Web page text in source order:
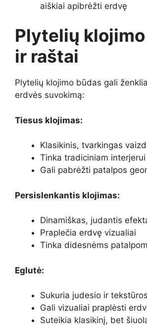
aiškiai apibrėžti erdvę
Plytelių
ir raštai
Plytelių klojimo būdas gali
erdvės suvokimą:
Tiesus klojimas:
Klasikinis, tvarkingas
Tinka tradiciniam interjerui
Gali pabrėžti patalpos
Persislenkantis klojimas:
Dinamiškas, judantis
Praplečia erdvę vizualiai
Tinka didesnėms
Eglutė:
Sukuria judesio ir
Gali vizualiai praplėsti
Suteikia klasikinį, bet